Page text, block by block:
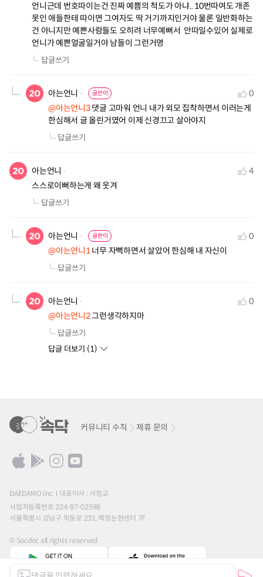
언니근데 번호따이는건 진짜 예쁨의 척도가 아냐.. 10번따여도 개존
못인 애들한테 따이면 그여자도 딱 거기까지인거야 물론 일반화하는
건 아니지만 예쁜사람들도 오히려 너무예뻐서  안따일수있어 실제로
언니가 예쁜얼굴일거야 남들이 그런거명
답글쓰기
아는언니 글쓴이
0
@아는언니3 댓글 고마워 언니 내가 외모 집착하면서 이러는게
한심해서 글 올린거였어 이제 신경끄고 살아야지
답글쓰기
아는언니
4
스스로이뻐하는게 왜 웃겨
답글쓰기
아는언니 글쓴이
0
@아는언니1 너무 자뻑하면서 살았어 한심해 내 자신이
답글쓰기
아는언니
0
@아는언니2 그런생각하지마
답글쓰기
답글 더보기 (1)
커뮤니티 수칙 제휴 문의
DAEDAMO Inc.
대표이사 : 서정교
사업자등록번호 324-87-02598
서울특별시 강남구 학동로 231, 백영논현센터 7F
© Socdoc all rights reserved